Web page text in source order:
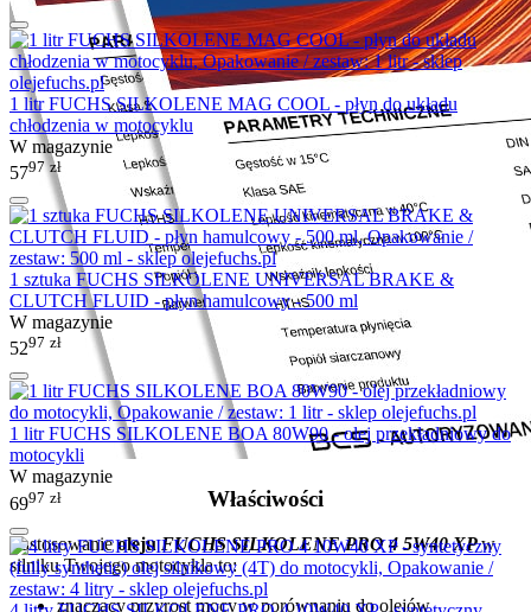
Właściwości
ZastosowanieolejuFUCHS SILKOLENE PRO 4 5W40 XPw
silniku Twojego motocykla to:
znaczący przyrost mocy w porównaniu do olejów
1 litr FUCHS SILKOLENE MAG COOL - płyn do układu
chłodzenia w motocyklu
W magazynie
5797 zł
1 sztuka FUCHS SILKOLENE UNIVERSAL BRAKE &
CLUTCH FLUID - płyn hamulcowy - 500 ml
W magazynie
5297 zł
1 litr FUCHS SILKOLENE BOA 80W90 - olej przekładniowy do
motocykli
W magazynie
6997 zł